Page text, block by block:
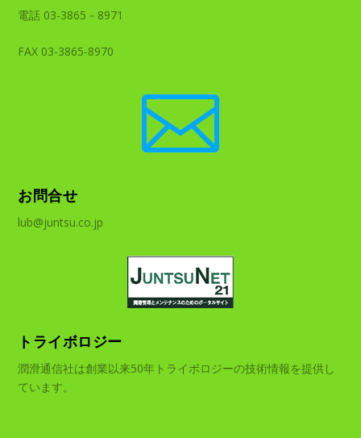
電話 03-3865－8971
FAX 03-3865-8970

お問合せ
lub@juntsu.co.jp
トライボロジー
潤滑通信社は創業以来50年トライボロジーの技術情報を提供し
ています。